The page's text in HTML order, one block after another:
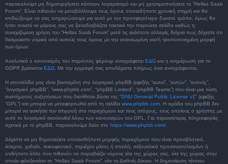
η
παρακαλούμε μη δημιουργήσετε κάποιον λογαριασμό και μη χρησιμοποιήσετε το “Hellas Saab
Forum”. Είναι πιθανόν να μεταβάλλουμε τους όρους οποιαδήποτε χρονική στιγμή και θα
επιδιώξουμε να σας ενημερώσουμε για αυτό με τον προσφορότερο δυνατό τρόπο, όμως θα
ήταν συνετό εκ μέρους σας να ξαναδιαβάζετε τακτικά την παρούσα σελίδα καθώς η
συνεχιζόμενη χρήση του “Hellas Saab Forum” μετά τις εκάστοτε αλλαγές δείχνει πως δέχεστε ότι
δεσμεύεστε νομικά από αυτούς τους όρους με την ανανεωμένη και/ή τροποποιημένη μορφή
των όρων.
Αναλυτικά ο κανονισμός του παρόντος φόρουμ αναγράφεται ΕΔΩ και η ενημέρωση για το
GDPR βρίσκεται ΕΔΩ . Με την εγγραφή σας αποδέχεστε πλήρως όσα αναγράφονται.
Η ιστοσελίδα μας είναι βασισμένη στο λογισμικό phpBB (εφεξής “αυτοί”, “αυτών”, “αυτούς”,
“λογισμικό phpBB”, “www.phpbb.com”, “phpBB Limited”, “phpBB Teams”) που είναι μια λύση
συστήματος συζητήσεων που διατίθεται βάσει της “GNU General Public License v2” (εφεξής
“GPL”) και μπορεί να μεταφορτωθεί από τη σελίδα www.phpbb.com . Η ομάδα του phpBB δεν
μπορεί να ασκήσει την επιρροή στο περιεχόμενο και τους στόχους, τους οποίους ο χρήστης με
αυτό το λογισμικό ακολουθεί λόγω των κανονισμών του GPL. Για περισσότερες πληροφορίες
σχετικά με το phpBB, παρακαλούμε δείτε στο https://www.phpbb.com/
Δέχεστε να μη δημοσιεύετε οποιασδήποτε μορφής περιεχόμενο που είναι προσβλητικό,
άσεμνο, χυδαίο, συκοφαντικό, περιέχον μίσος ή απειλή, σεξουαλικά προσανατολισμένο ή
οτιδήποτε άλλο που πιθανόν να παραβιάζει νόμους είτε της χώρας σας, είτε της χώρας στην
οποία φιλοξενείται το “Hellas Saab Forum”, είτε το Διεθνές Δίκαιο. Η δημοσίευση τέτοιου